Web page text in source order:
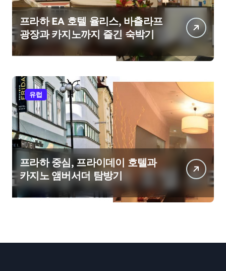
프라하 EA 호텔 율리스, 바츨라프
광장과 카지노까지 즐긴 숙박기
유럽
프라하 중심, 프라이데이 호텔과
카지노 앰버서더 탐방기